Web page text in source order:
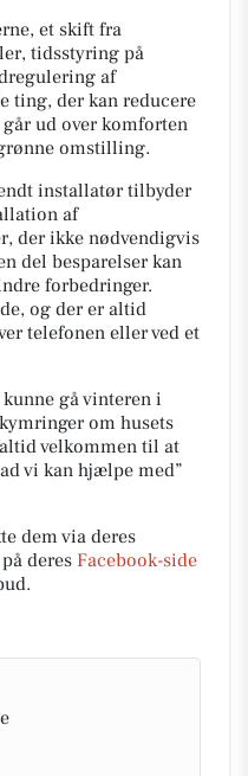
et skift fra
tidsstyring på
af
ting, der kan reducere
ud over komforten
omstilling.
installatør tilbyder
af
der ikke nødvendigvis
del besparelser kan
forbedringer.
og der er altid
telefonen eller ved et
gå vinteren i
om husets
velkommen til at
vi kan hjælpe med”
dem via deres
deres Facebook-side